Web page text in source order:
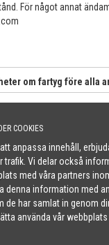
COOKIES
anpassa innehåll,
trafik. Vi delar också
med våra partners
denna information med
de har samlat in genom
använda vår
För något annat
om fartyg före alla
|
JOHAN@SHIPSFORSALE.COM |